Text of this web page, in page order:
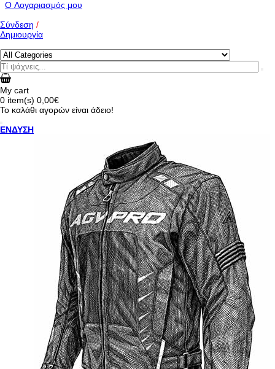
O Λογαριασμός μου
Σύνδεση /
Δημιουργία
My cart
0 item(s) 0,00€
Το καλάθι αγορών είναι άδειο!
ΕΝΔΥΣΗ